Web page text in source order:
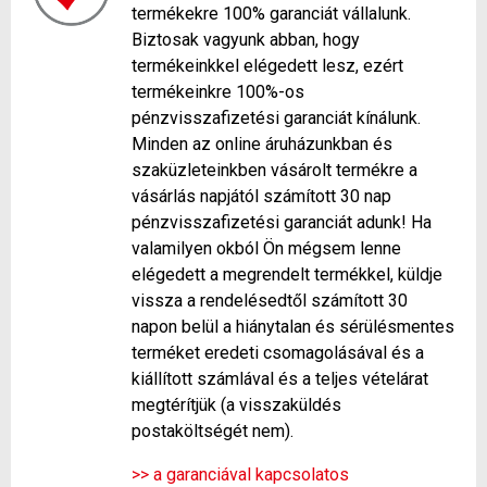
termékekre 100% garanciát vállalunk.
Biztosak vagyunk abban, hogy
termékeinkkel elégedett lesz, ezért
termékeinkre 100%-os
pénzvisszafizetési garanciát kínálunk.
Minden az online áruházunkban és
szaküzleteinkben vásárolt termékre a
vásárlás napjától számított 30 nap
pénzvisszafizetési garanciát adunk! Ha
valamilyen okból Ön mégsem lenne
elégedett a megrendelt termékkel, küldje
vissza a rendelésedtől számított 30
napon belül a hiánytalan és sérülésmentes
terméket eredeti csomagolásával és a
kiállított számlával és a teljes vételárat
megtérítjük (a visszaküldés
postaköltségét nem).
>> a garanciával kapcsolatos